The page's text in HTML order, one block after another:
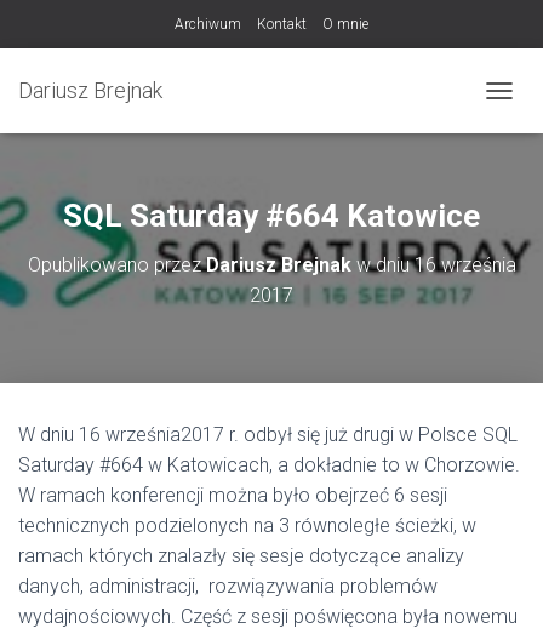
Archiwum Kontakt O mnie
Dariusz Brejnak
SQL Saturday #664 Katowice
Opublikowano przezDariusz Brejnakw dniu16 września
2017
W dniu 16 września2017 r. odbył się już drugi w Polsce SQL
Saturday #664 w Katowicach, a dokładnie to w Chorzowie.
W ramach konferencji można było obejrzeć 6 sesji
technicznych podzielonych na 3 równoległe ścieżki, w
ramach których znalazły się sesje dotyczące analizy
danych, administracji, rozwiązywania problemów
wydajnościowych. Część z sesji poświęcona była nowemu